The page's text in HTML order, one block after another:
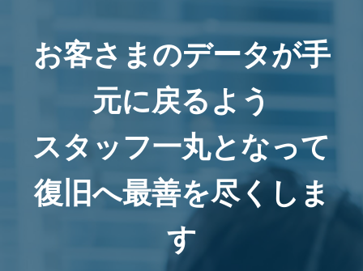
お客さまのデータが手
元に戻るよう
スタッフ一丸となって
復旧へ最善を尽くしま
す